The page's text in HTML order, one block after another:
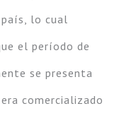
lo cual
el período de
se presenta
comercializado